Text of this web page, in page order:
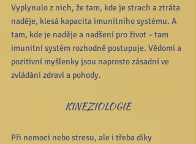
Vyplynulo z nich, že tam, kde je strach a ztráta
naděje, klesá kapacita imunitního systému. A
tam, kde je naděje a nadšení pro život – tam
imunitní systém rozhodně postupuje. Vědomí a
pozitivní myšlenky jsou naprosto zásadní ve
zvládání zdraví a pohody.
KINEZIOLOGIE
Při nemoci nebo stresu, ale i třeba díky